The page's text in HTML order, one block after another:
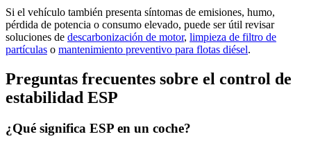
Si el vehículo también presenta síntomas de emisiones, humo,
pérdida de potencia o consumo elevado, puede ser útil revisar
soluciones de descarbonización de motor, limpieza de filtro de
partículas o mantenimiento preventivo para flotas diésel.
Preguntas frecuentes sobre el control de
estabilidad ESP
¿Qué significa ESP en un coche?